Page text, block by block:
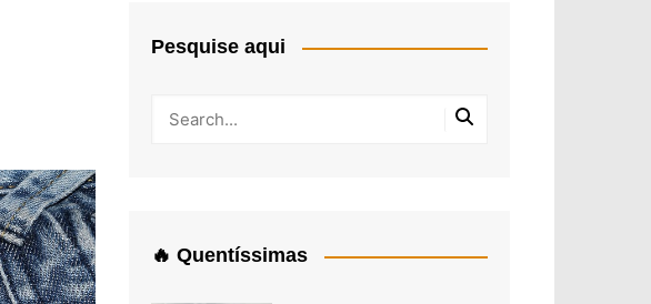
Pesquise aqui
🔥 Quentíssimas